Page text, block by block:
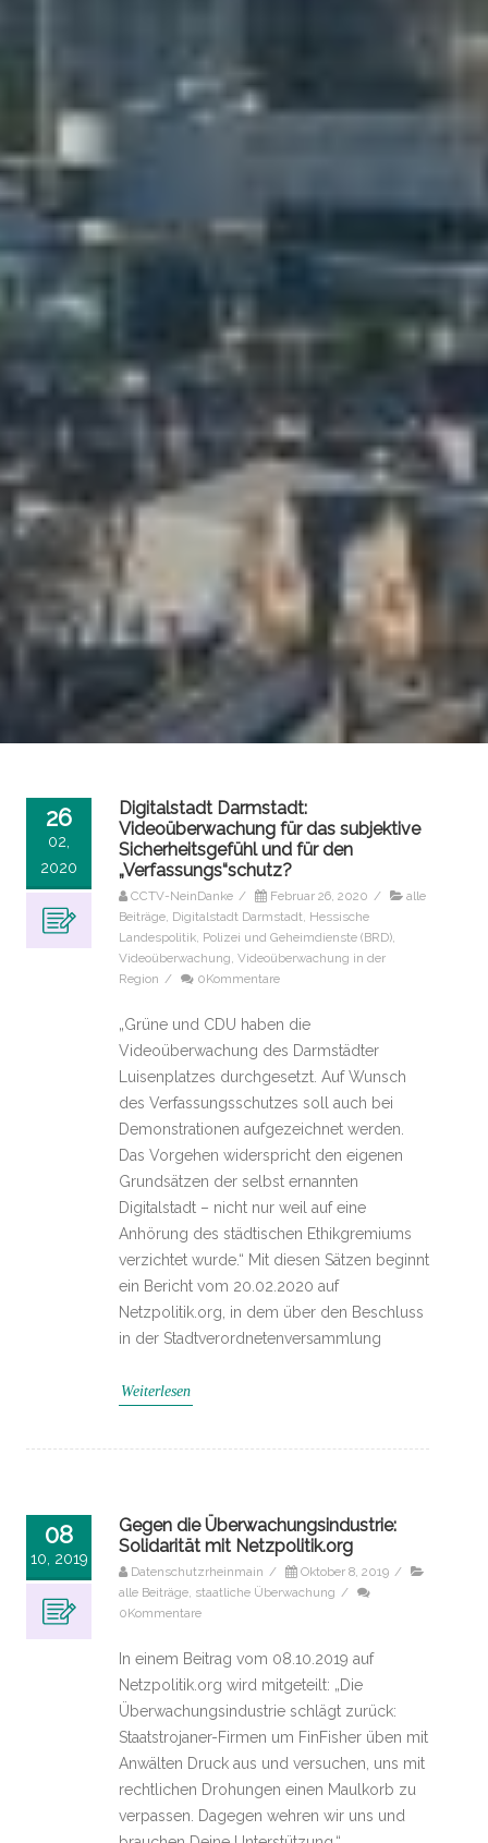
26
02,
2020
Digitalstadt Darmstadt:
Videoüberwachung für das subjektive
Sicherheitsgefühl und für den
„Verfassungs“schutz?
CCTV-NeinDanke / Februar 26, 2020 /
alle
Beiträge, Digitalstadt Darmstadt, Hessische
Landespolitik, Polizei und Geheimdienste (BRD),
Videoüberwachung, Videoüberwachung in der
Region / 0Kommentare
„Grüne und CDU haben die
Videoüberwachung des Darmstädter
Luisenplatzes durchgesetzt. Auf Wunsch
des Verfassungsschutzes soll auch bei
Demonstrationen aufgezeichnet werden.
Das Vorgehen widerspricht den eigenen
Grundsätzen der selbst ernannten
Digitalstadt – nicht nur weil auf eine
Anhörung des städtischen Ethikgremiums
verzichtet wurde.“ Mit diesen Sätzen beginnt
ein Bericht vom 20.02.2020 auf
Netzpolitik.org, in dem über den Beschluss
in der Stadtverordnetenversammlung
Weiterlesen
08
10, 2019
Gegen die Überwachungsindustrie:
Solidarität mit Netzpolitik.org
Datenschutzrheinmain / Oktober 8, 2019 /
alle Beiträge, staatliche Überwachung /
0Kommentare
In einem Beitrag vom 08.10.2019 auf
Netzpolitik.org wird mitgeteilt: „Die
Überwachungsindustrie schlägt zurück:
Staatstrojaner-Firmen um FinFisher üben mit
Anwälten Druck aus und versuchen, uns mit
rechtlichen Drohungen einen Maulkorb zu
verpassen. Dagegen wehren wir uns und